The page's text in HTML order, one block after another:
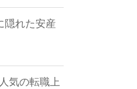
隠れた安産
気の転職上